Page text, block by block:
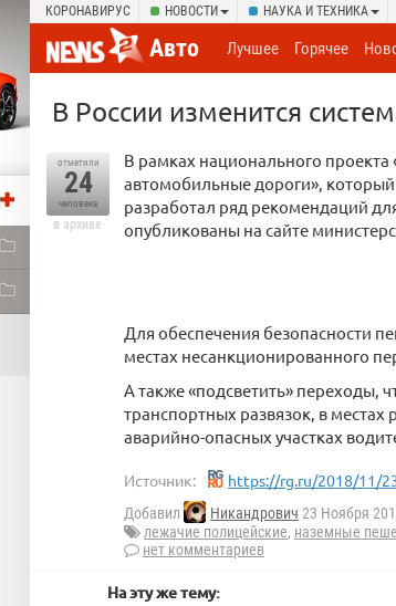
КОРОНАВИРУС НОВОСТИ НАУКА И ТЕХНИКА
Авто Лучшее Горячее
В России изменится
отметили
24
человека
в архиве
В рамках национального проекта
автомобильные дороги», который
разработал ряд рекомендаций
опубликованы на сайте
Для обеспечения безопасности
местах несанкционированного
А также «подсветить» переходы,
транспортных развязок, в
аварийно-опасных участках
Источник: https://rg.ru/2018/11/
Добавил Никандрович 23 Ноября
лежачие полицейские, наземные
нет комментариев
На эту же тему: